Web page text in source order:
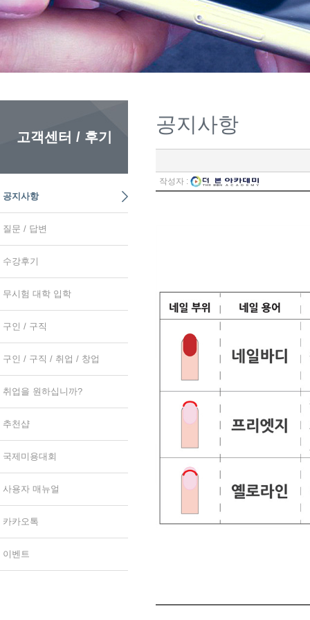
고객센터 / 후기
공지사항
질문 / 답변
수강후기
무시험 대학 입학
구인 / 구직
구인 / 구직 / 취업 / 창업
취업을 원하십니까?
추천샵
국제미용대회
사용자 매뉴얼
카카오톡
이벤트
공지사항
작성자 :